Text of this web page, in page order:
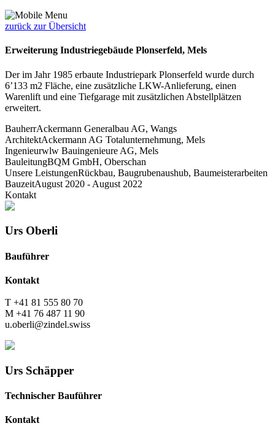
zurück zur Übersicht
Erweiterung Industriegebäude Plonserfeld, Mels
Der im Jahr 1985 erbaute Industriepark Plonserfeld wurde durch
6’133 m2 Fläche, eine zusätzliche LKW-Anlieferung, einen
Warenlift und eine Tiefgarage mit zusätzlichen Abstellplätzen
erweitert.
BauherrAckermann Generalbau AG, Wangs
ArchitektAckermann AG Totalunternehmung, Mels
Ingenieurwlw Bauingenieure AG, Mels
BauleitungBQM GmbH, Oberschan
Unsere LeistungenRückbau, Baugrubenaushub, Baumeisterarbeiten
BauzeitAugust 2020 - August 2022
Kontakt
Urs Oberli
Bauführer
Kontakt
T +41 81 555 80 70
M +41 76 487 11 90
u.oberli@zindel.swiss
Urs Schäpper
Technischer Bauführer
Kontakt